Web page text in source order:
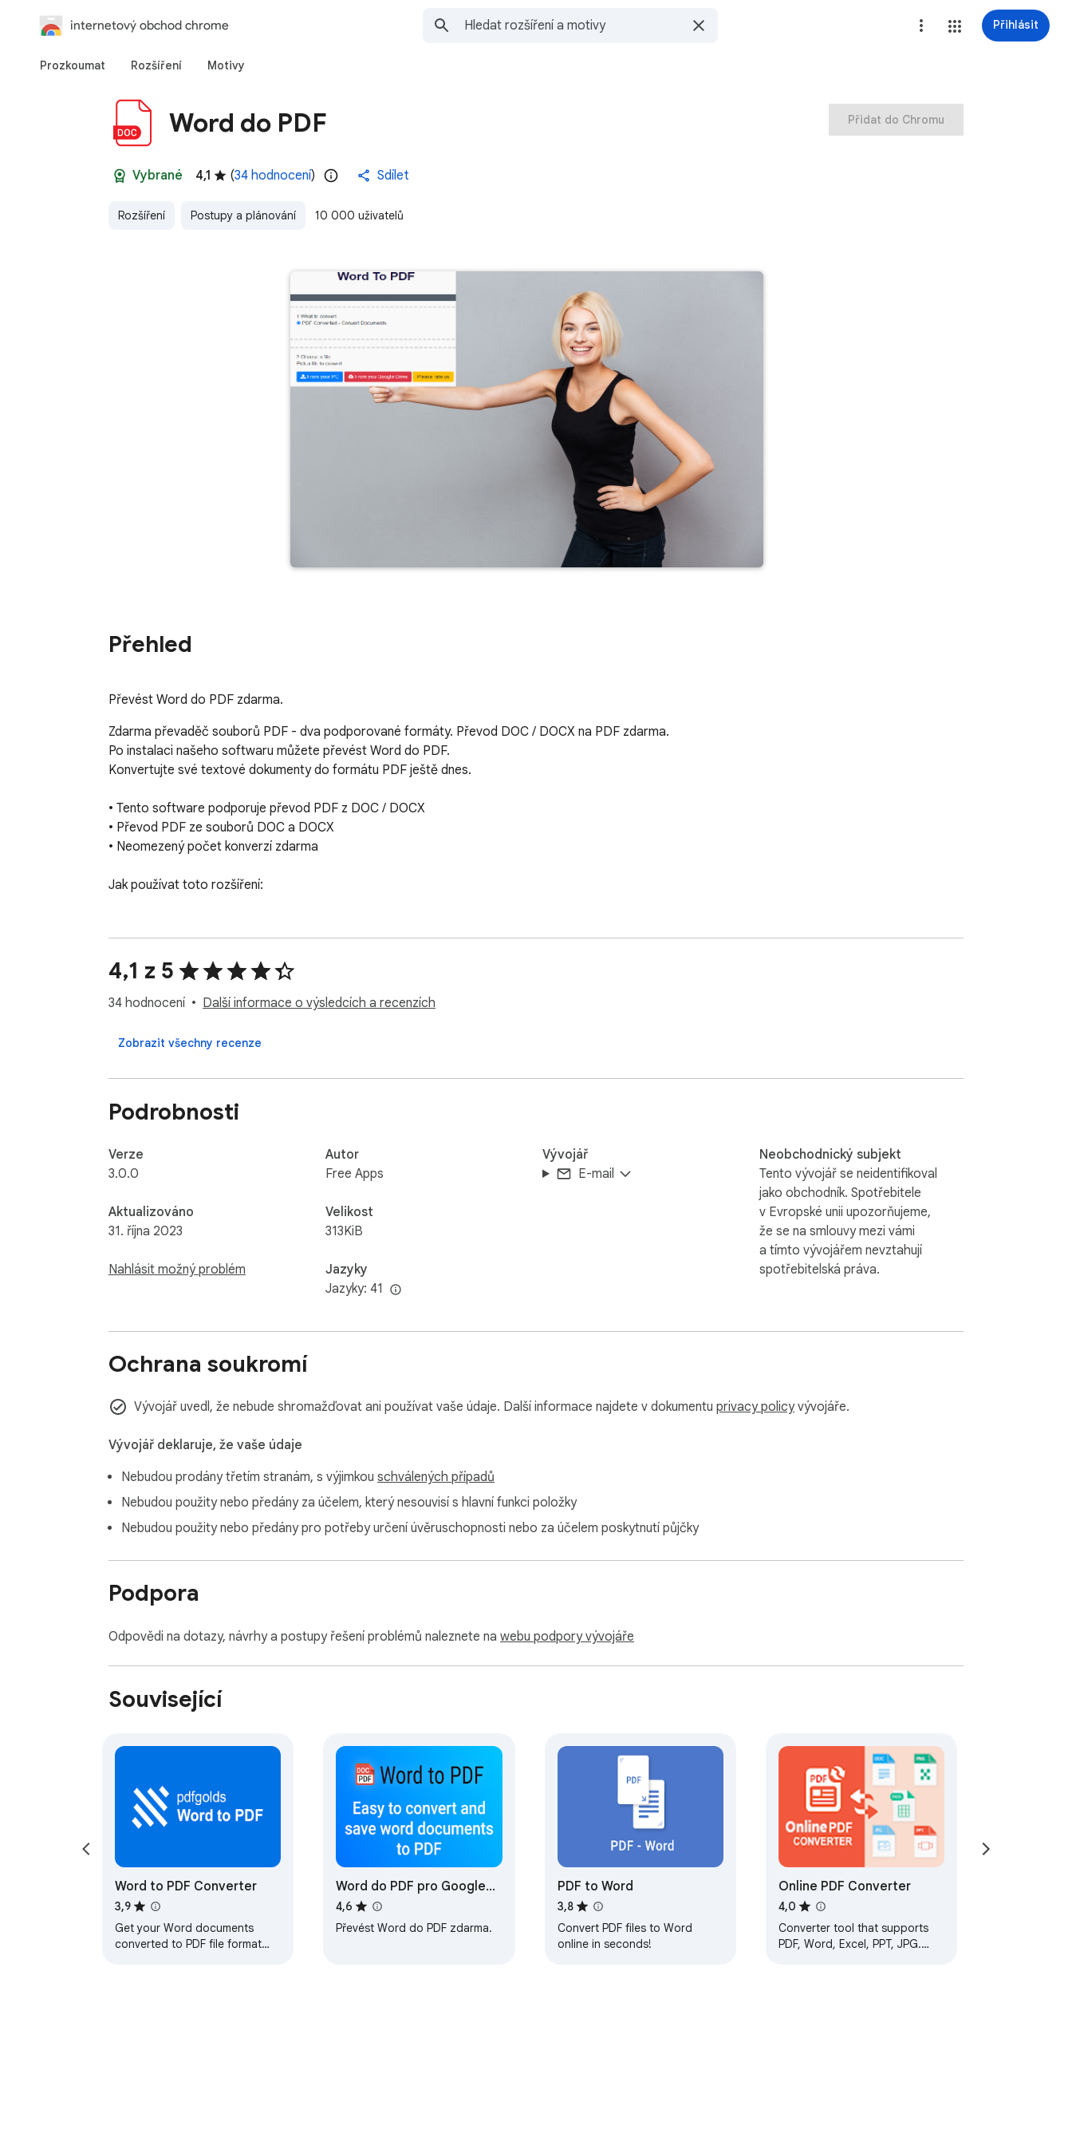
internetový obchod chrome Přihlásit
Prozkoumat Rozšíření Motivy
Word do PDF
Vybrané 4,1 (34 hodnocení) Sdílet
Rozšíření Postupy a plánování 10 000 uživatelů
Přidat do Chromu
Přehled
Převést Word do PDF zdarma.
Zdarma převaděč souborů PDF - dva podporované formáty. Převod DOC / DOCX na PDF zdarma.
Po instalaci našeho softwaru můžete převést Word do PDF.
Konvertujte své textové dokumenty do formátu PDF ještě dnes.
• Tento software podporuje převod PDF z DOC / DOCX
• Převod PDF ze souborů DOC a DOCX
• Neomezený počet konverzí zdarma
Jak používat toto rozšíření:
- Vyberte soubor DOC, který chcete převést,
- Stiskněte Převést a počkejte, až se soubor PDF stáhne do vašeho počítače.
Zřeknutí se odpovědnosti: Upozorňujeme, že toto rozšíření NENÍ vytvořeno společností Google a je vytvořeno nezávislým vývojovým týmem. Všechna
Google toto rozšíření pro Chrome nepodporuje ani nesponzoruje. Word do PDF není vlastněn, není licencován a není dceřinou společností společnosti
4,1 z 5
34 hodnocení Další informace o výsledcích a recenzích
Zobrazit všechny recenze
Podrobnosti
Verze
3.0.0
Aktualizováno
31. října 2023
Nahlásit možný problém
Autor
Free Apps
Velikost
313KiB
Jazyky
Jazyky: 41
Vývojář
E-mail
Neobchodnický subjekt
Tento vývojář se neidentifikoval
jako obchodník. Spotřebitele
v Evropské unii upozorňujeme,
že se na smlouvy mezi vámi
a tímto vývojářem nevztahují
spotřebitelská práva.
Ochrana soukromí
Vývojář uvedl, že nebude shromažďovat ani používat vaše údaje. Další informace najdete v dokumentu privacy policyvývojáře.
Vývojář deklaruje, že vaše údaje
Nebudou prodány třetím stranám, s výjimkou schválených případů
Nebudou použity nebo předány za účelem, který nesouvisí s hlavní funkci položky
Nebudou použity nebo předány pro potřeby určení úvěruschopnosti nebo za účelem poskytnutí půjčky
Podpora
Odpovědi na dotazy, návrhy a postupy řešení problémů naleznete na webu podpory vývojáře
Související
Word to PDF Converter
3,9
Get your Word documents
converted to PDF file format
Word do PDF pro Google
Chrome ™
4,6
Převést Word do PDF zdarma.
PDF to Word
3,8
Convert PDF files to Word
online in seconds!
Online PDF Converter
4,0
Converter tool that supports
PDF, Word, Excel, PPT, JPG.